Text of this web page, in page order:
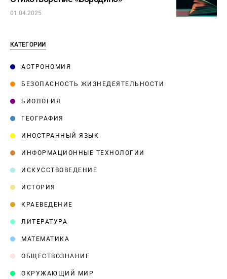
01.04.2025
КАТЕГОРИИ
АСТРОНОМИЯ
БЕЗОПАСНОСТЬ ЖИЗНЕДЕЯТЕЛЬНОСТИ
БИОЛОГИЯ
ГЕОГРАФИЯ
ИНОСТРАННЫЙ ЯЗЫК
ИНФОРМАЦИОННЫЕ ТЕХНОЛОГИИ
ИСКУССТВОВЕДЕНИЕ
ИСТОРИЯ
КРАЕВЕДЕНИЕ
ЛИТЕРАТУРА
МАТЕМАТИКА
ОБЩЕСТВОЗНАНИЕ
ОКРУЖАЮЩИЙ МИР